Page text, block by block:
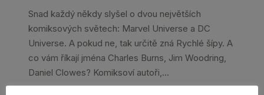
Snad každý někdy slyšel o dvou největších
komiksových světech: Marvel Universe a DC
Universe. A pokud ne, tak určitě zná Rychlé šípy. A
co vám říkají jména Charles Burns, Jim Woodring,
Daniel Clowes? Komiksoví autoři,...